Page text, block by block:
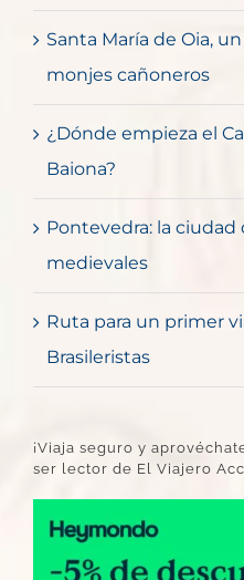
Santa María de Oia,
monjes cañoneros
¿Dónde empieza el
Baiona?
Pontevedra: la ciudad
medievales
Ruta para un primer
Brasileristas
¡Viaja seguro y
ser lector de El Viajero